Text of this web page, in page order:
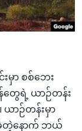
မှာ စစ်ဘေး
ေရဲ့ ယာဉ်တန်း
ာဉ်တန်းမှာ
တဲ့နောက် ဘယ်